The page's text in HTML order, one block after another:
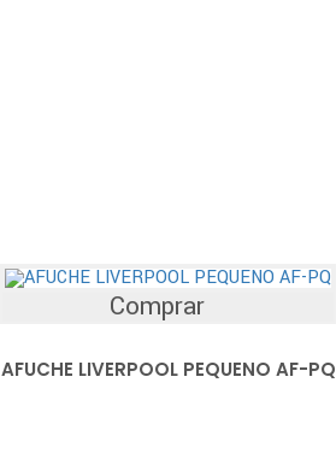
Comprar
AFUCHE LIVERPOOL PEQUENO AF-PQ